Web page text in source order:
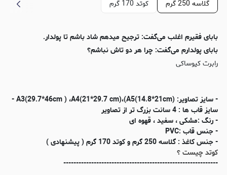
گلاسه 250 گرم کوتد 170 گرم
بابای فقیرم اغلب می‌گفت: ترجیح میدهم شاد باشم تا پولدار.
بابای پولدارم می‌گفت: چرا هر دو تاش نباشم؟
رابرت کیوساکی
- سایز تصاویر: (A3(29.7*46cm ) ،A4(21*29.7 cm)،(A5(14.8*21cm -
سایز قاب ها : 4 سانت بزرگ تر از تصاویر
- رنگ :مشکی ، سفید ، قهوه ای
- جنس قاب :PVC
- جنس کاغذ : گلاسه 250 گرم و کوتد 170 گرم ( پیشنهادی )
کوتد چیست ؟
-------------------------------------------------------------